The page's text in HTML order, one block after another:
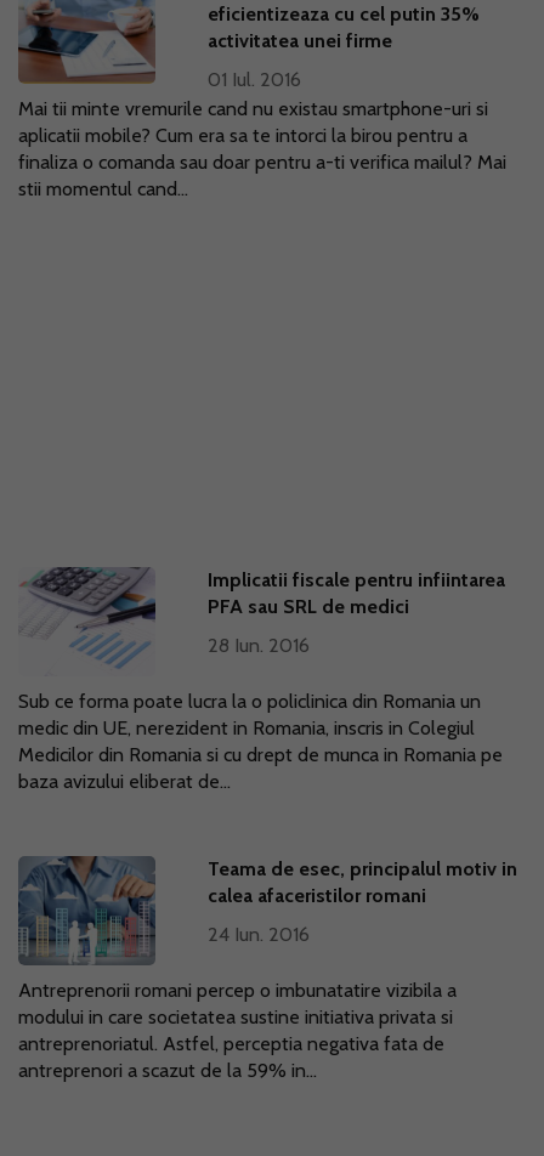
eficientizeaza cu cel putin 35%
activitatea unei firme
01 Iul. 2016
Mai tii minte vremurile cand nu existau smartphone-uri si
aplicatii mobile? Cum era sa te intorci la birou pentru a
finaliza o comanda sau doar pentru a-ti verifica mailul? Mai
stii momentul cand...
Implicatii fiscale pentru infiintarea
PFA sau SRL de medici
28 Iun. 2016
Sub ce forma poate lucra la o policlinica din Romania un
medic din UE, nerezident in Romania, inscris in Colegiul
Medicilor din Romania si cu drept de munca in Romania pe
baza avizului eliberat de...
Teama de esec, principalul motiv in
calea afaceristilor romani
24 Iun. 2016
Antreprenorii romani percep o imbunatatire vizibila a
modului in care societatea sustine initiativa privata si
antreprenoriatul. Astfel, perceptia negativa fata de
antreprenori a scazut de la 59% in...